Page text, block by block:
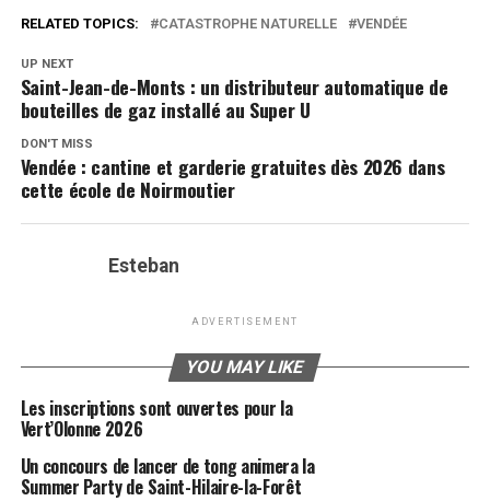
RELATED TOPICS: CATASTROPHE NATURELLE VENDÉE
UP NEXT
Saint-Jean-de-Monts : un distributeur automatique de
bouteilles de gaz installé au Super U
DON'T MISS
Vendée : cantine et garderie gratuites dès 2026 dans
cette école de Noirmoutier
Esteban
ADVERTISEMENT
YOU MAY LIKE
Les inscriptions sont ouvertes pour la
Vert’Olonne 2026
Un concours de lancer de tong animera la
Summer Party de Saint-Hilaire-la-Forêt